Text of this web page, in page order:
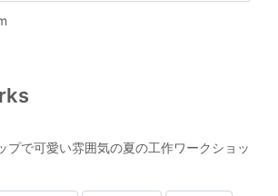
プで可愛い雰囲気の夏の工作ワークショッ